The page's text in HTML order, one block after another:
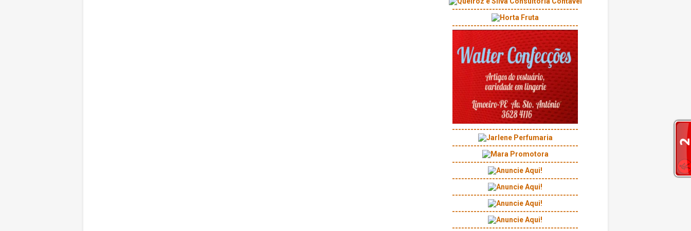
-----------------------------------------
-----------------------------------------
-----------------------------------------
-----------------------------------------
-----------------------------------------
-----------------------------------------
-----------------------------------------
-----------------------------------------
-----------------------------------------